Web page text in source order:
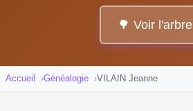
🌳 Voir l'arbre
Accueil Généalogie VILAIN Jeanne